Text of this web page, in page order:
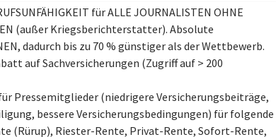
für ALLE JOURNALISTEN OHNE
(außer Kriegsberichterstatter). Absolute
dadurch bis zu 70 % günstiger als der Wettbewerb.
auf Sachversicherungen (Zugriff auf > 200
Pressemitglieder (niedrigere Versicherungsbeiträge,
bessere Versicherungsbedingungen) für folgende
(Rürup), Riester-Rente, Privat-Rente, Sofort-Rente,